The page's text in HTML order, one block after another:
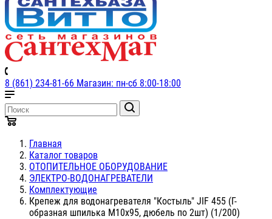
8 (861) 234-81-66 Магазин: пн-сб 8:00-18:00
Главная
Каталог товаров
ОТОПИТЕЛЬНОЕ ОБОРУДОВАНИЕ
ЭЛЕКТРО-ВОДОНАГРЕВАТЕЛИ
Комплектующие
Крепеж для водонагревателя "Костыль" JIF 455 (Г-
образная шпилька М10х95, дюбель по 2шт) (1/200)